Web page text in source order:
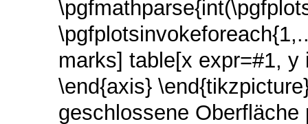
marks] table[x expr=#1,
\end{axis}
geschlossene